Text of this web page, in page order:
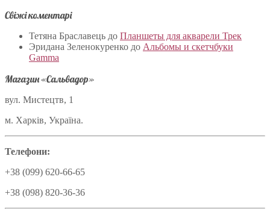
Свіжі коментарі
Тетяна Браславець до Планшеты для акварели Трек
Эридана Зеленокуренко до Альбомы и скетчбуки
Gamma
Магазин «Сальвадор»
вул. Мистецтв, 1
м. Харків, Україна.
Телефони:
+38 (099) 620-66-65
+38 (098) 820-36-36